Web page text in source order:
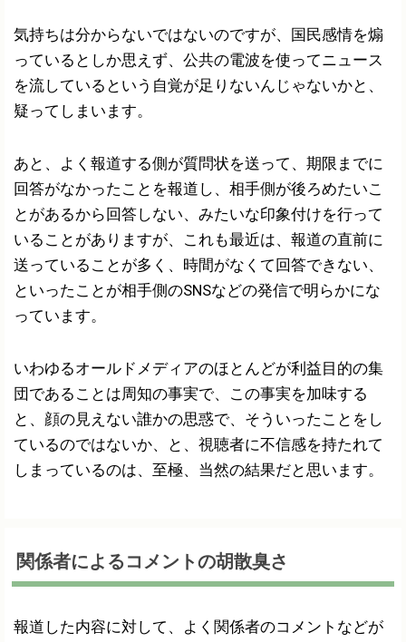
気持ちは分からないではないのですが、国民感情を煽
っているとしか思えず、公共の電波を使ってニュース
を流しているという自覚が足りないんじゃないかと、
疑ってしまいます。
あと、よく報道する側が質問状を送って、期限までに
回答がなかったことを報道し、相手側が後ろめたいこ
とがあるから回答しない、みたいな印象付けを行って
いることがありますが、これも最近は、報道の直前に
送っていることが多く、時間がなくて回答できない、
といったことが相手側のSNSなどの発信で明らかにな
っています。
いわゆるオールドメディアのほとんどが利益目的の集
団であることは周知の事実で、この事実を加味する
と、顔の見えない誰かの思惑で、そういったことをし
ているのではないか、と、視聴者に不信感を持たれて
しまっているのは、至極、当然の結果だと思います。
関係者によるコメントの胡散臭さ
報道した内容に対して、よく関係者のコメントなどが